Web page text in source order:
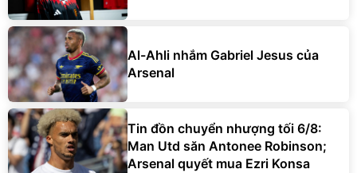
Al-Ahli nhắm Gabriel Jesus của
Arsenal
Tin đồn chuyển nhượng tối 6/8:
Man Utd săn Antonee Robinson;
Arsenal quyết mua Ezri Konsa